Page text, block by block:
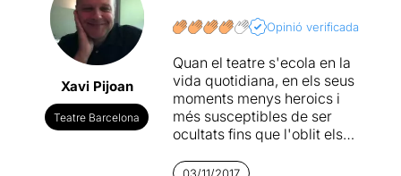
Xavi Pijoan
Teatre Barcelona
Opinió verificada
Quan el teatre s'ecola en la
vida quotidiana, en els seus
moments menys heroics i
més susceptibles de ser
ocultats fins que l'oblit els
va poder passar, o no,
03/11/2017